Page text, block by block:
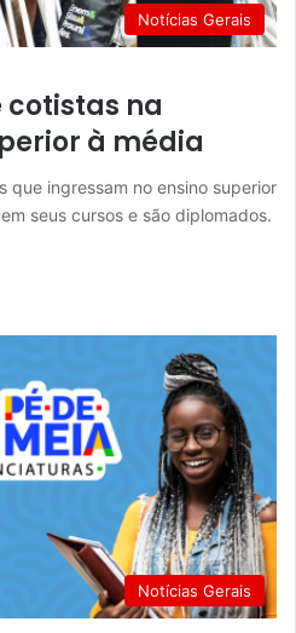
Notícias Gerais
cotistas na
à média
que ingressam no ensino superior
seus cursos e são diplomados.
Notícias Gerais